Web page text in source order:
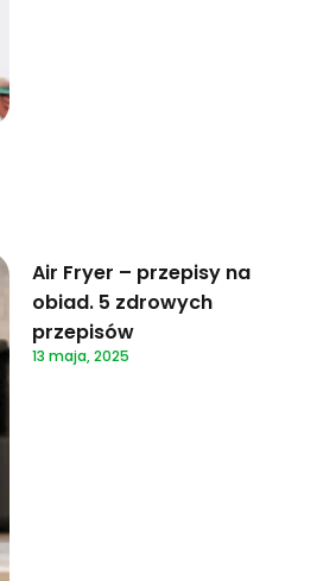
Air Fryer – przepisy na
obiad. 5 zdrowych
przepisów
13 maja, 2025